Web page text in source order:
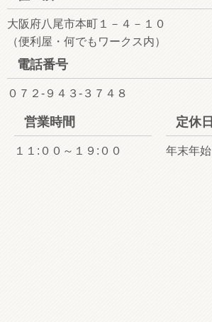
大阪府八尾市本町１－４－１０
（便利屋・何でもワークス内）
電話番号
０７２-９４３-３７４８
営業時間
１１:００～１９:００
定休日
年末年始